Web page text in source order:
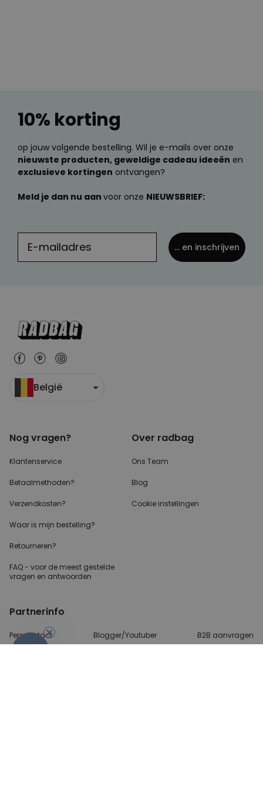
10% korting
op jouw volgende bestelling. Wil je e-mails over onze
nieuwste producten, geweldige cadeau ideeën en
exclusieve kortingen ontvangen?
Meld je dan nu aan voor onze NIEUWSBRIEF:
... en inschrijven
België
Nog vragen?
Klantenservice
Betaalmethoden?
Verzendkosten?
Waar is mijn bestelling?
Retourneren?
FAQ - voor de meest gestelde
vragen en antwoorden
Over radbag
Ons Team
Blog
Cookie instellingen
Partnerinfo
Perscontact Blogger/Youtuber B2B aanvragen